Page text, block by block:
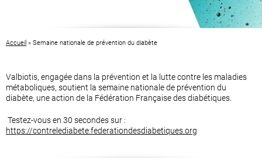
Accueil » Semaine nationale de prévention du diabète
Valbiotis, engagée dans la prévention et la lutte contre les maladies
métaboliques, soutient la semaine nationale de prévention du
diabète, une action de la Fédération Française des diabétiques.
Testez-vous en 30 secondes sur :
https://contrelediabete.federationdesdiabetiques.org